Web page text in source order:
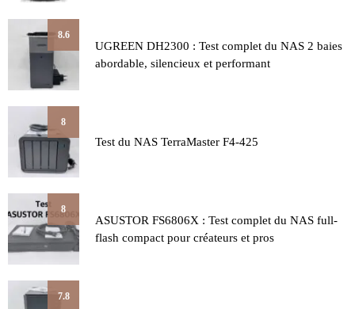
8.6
UGREEN DH2300 : Test complet du NAS 2 baies
abordable, silencieux et performant
8
Test du NAS TerraMaster F4-425
8
ASUSTOR FS6806X : Test complet du NAS full-
flash compact pour créateurs et pros
7.8